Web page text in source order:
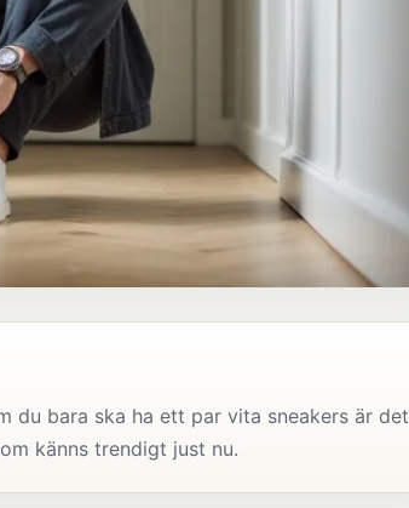
du bara ska ha ett par vita sneakers är det
känns trendigt just nu.